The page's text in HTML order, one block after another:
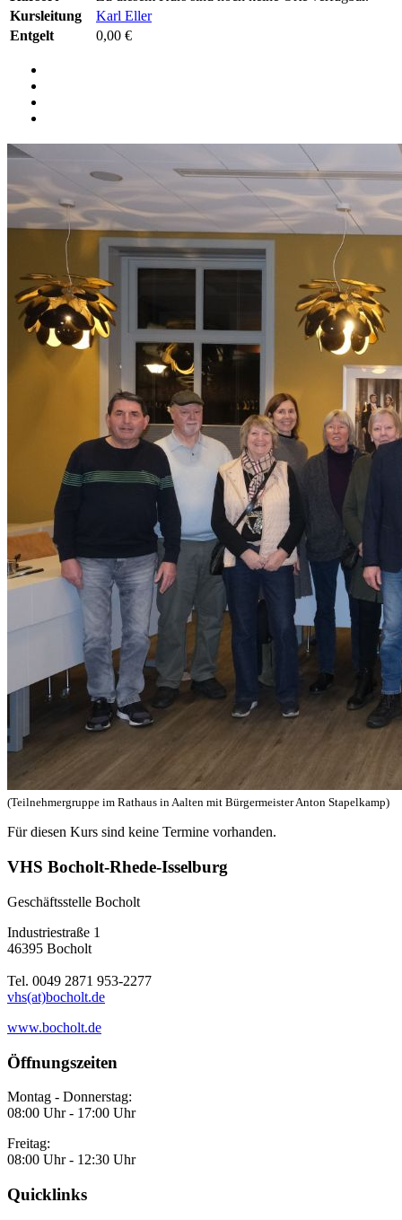
Kursleitung
Karl Eller
Entgelt
0,00 €
(Teilnehmergruppe im Rathaus in Aalten mit Bürgermeister Anton Stapelkamp)
Für diesen Kurs sind keine Termine vorhanden.
VHS Bocholt-Rhede-Isselburg
Geschäftsstelle Bocholt
Industriestraße 1
46395 Bocholt
Tel. 0049 2871 953-2277
vhs(at)bocholt.de
www.bocholt.de
Öffnungszeiten
Montag - Donnerstag:
08:00 Uhr - 17:00 Uhr
Freitag:
08:00 Uhr - 12:30 Uhr
Quicklinks